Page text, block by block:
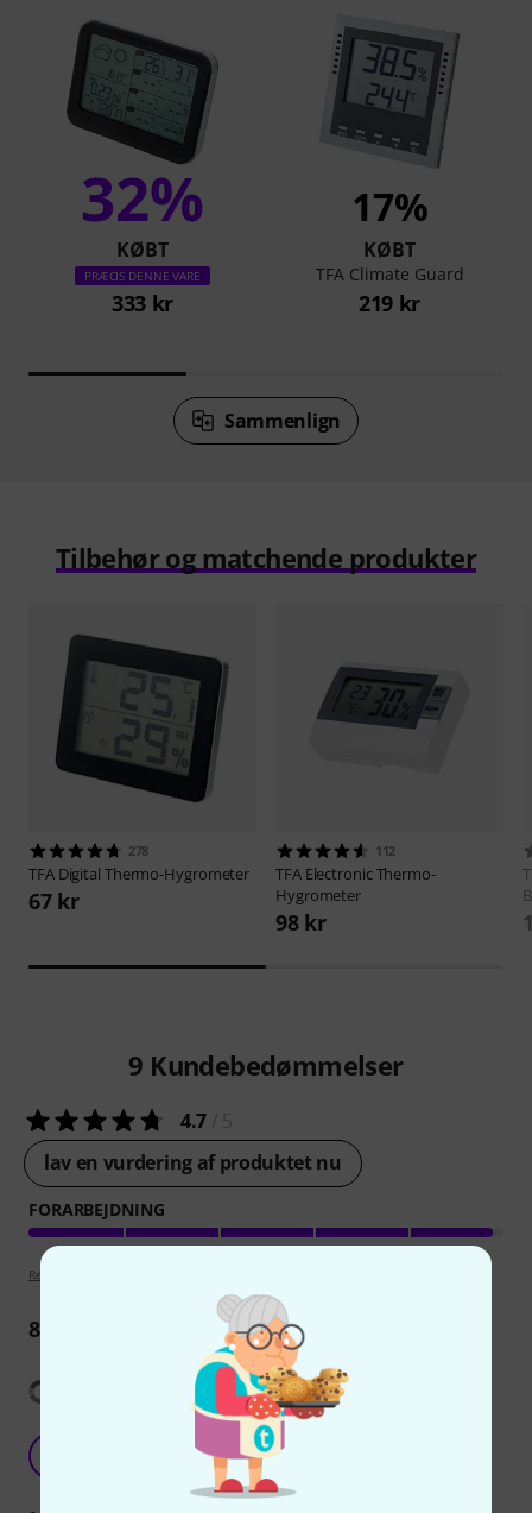
32%
KØBT
PRÆCIS DENNE VARE
333 kr
17%
KØBT
TFA Climate Guard
219 kr
Sammenlign
Tilbehør og matchende produkter
278
TFA Digital Thermo-Hygrometer
67 kr
112
TFA Electronic Thermo-
Hygrometer
98 kr
9 Kundebedømmelser
4.7
lav en vurdering af produktet nu
FORARBEJDNING
Retningslinjer for anmeldelser
8Anmeldelser
Vis oversættelse
Finally i knew why my guitars are rusty
Boujlaba 11.11.2023